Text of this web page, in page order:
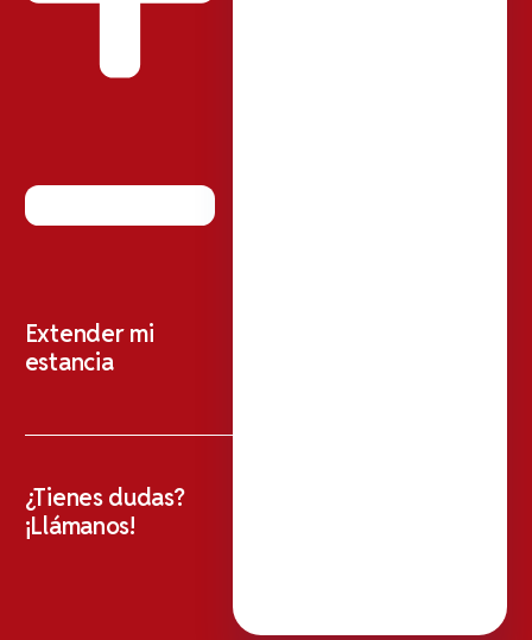
Extender mi
estancia
¿Tienes dudas?
¡Llámanos!